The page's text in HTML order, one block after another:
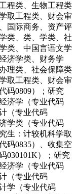
程类、生物工程类
取工程类、财会审
国际商务、资产评
类、类、学类、社
类、中国言语文学
济学类、财务学
理类、社会保障类
取工程类、财会审
码0809）；研究
济学（专业代码
（专业代码
学类（专业代码
生：计较机科学取
码0835）、收集空
030101K）；研究
济学（专业代码
（专业代码
学（专业代码